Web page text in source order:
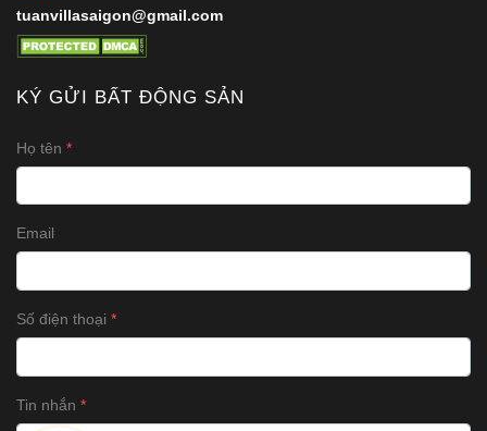
tuanvillasaigon@gmail.com
KÝ GỬI BẤT ĐỘNG SẢN
Họ tên
Email
Số điện thoại
Tin nhắn